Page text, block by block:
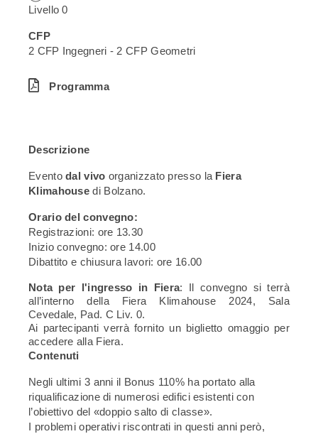
Livello 0
CFP
2 CFP Ingegneri - 2 CFP Geometri
Programma
Descrizione
Eventodal vivo organizzato presso la Fiera
Klimahouse di Bolzano.
Orario del convegno:
Registrazioni: ore 13.30
Inizio convegno: ore 14.00
Dibattito e chiusura lavori: ore 16.00
Nota per l'ingresso in Fiera: Il convegno si terrà
all’interno della Fiera Klimahouse 2024, Sala
Cevedale, Pad. C Liv. 0.
Ai partecipanti verrà fornito un biglietto omaggio per
accedere alla Fiera.
Contenuti
Negli ultimi 3 anni il Bonus 110% ha portato alla
riqualificazione di numerosi edifici esistenti con
l’obiettivo del «doppio salto di classe».
I problemi operativi riscontrati in questi anni però,